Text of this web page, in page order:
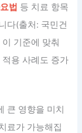
법 등 치료 항목
다(출처: 국민건
기준에 맞춰
용 사례도 증가
큰 영향을 미치
료가 가능해집